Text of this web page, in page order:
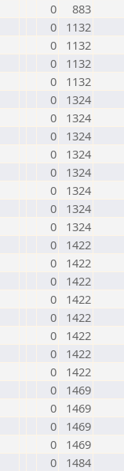
0
883
0
1132
0
1132
0
1132
0
1132
0
1324
0
1324
0
1324
0
1324
0
1324
0
1324
0
1324
0
1324
0
1422
0
1422
0
1422
0
1422
0
1422
0
1422
0
1422
0
1422
0
1469
0
1469
0
1469
0
1469
0
1484